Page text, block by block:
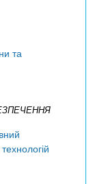
та